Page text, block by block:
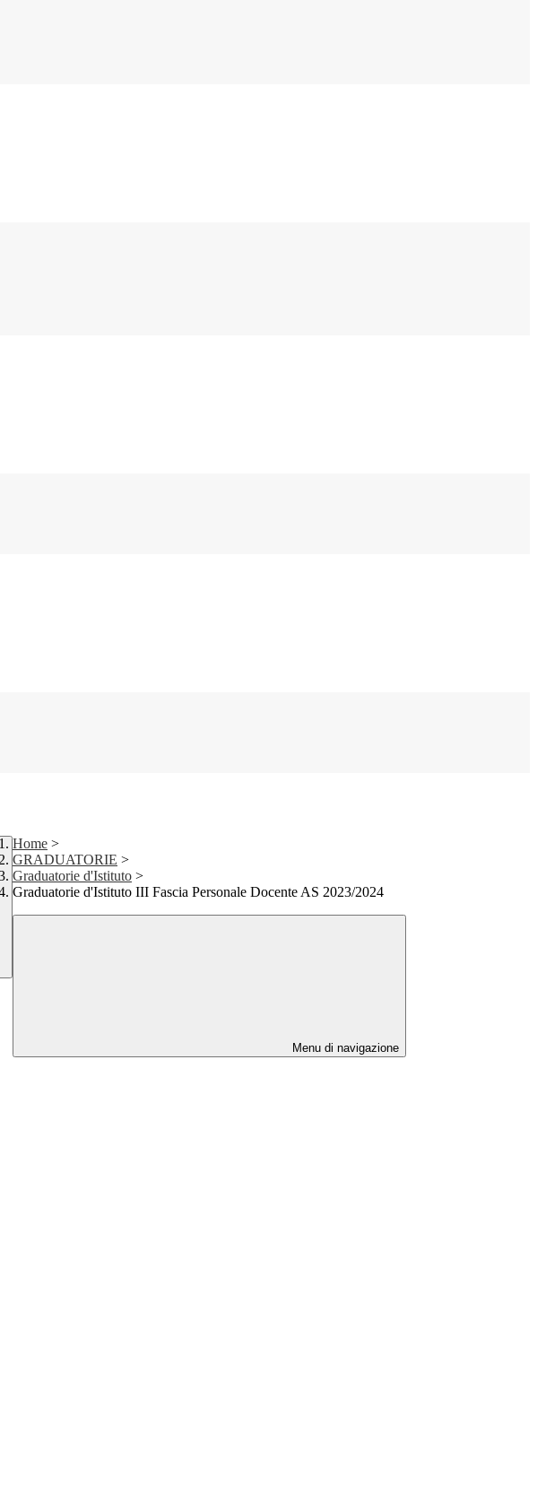
Home >
GRADUATORIE >
Graduatorie d'Istituto >
Graduatorie d'Istituto III Fascia Personale Docente AS 2023/2024
Menu di navigazione